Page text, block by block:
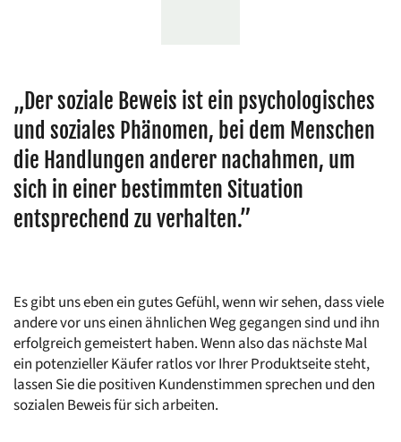
„Der soziale Beweis ist ein psychologisches
und soziales Phänomen, bei dem Menschen
die Handlungen anderer nachahmen, um
sich in einer bestimmten Situation
entsprechend zu verhalten.”
Es gibt uns eben ein gutes Gefühl, wenn wir sehen, dass viele
andere vor uns einen ähnlichen Weg gegangen sind und ihn
erfolgreich gemeistert haben. Wenn also das nächste Mal
ein potenzieller Käufer ratlos vor Ihrer Produktseite steht,
lassen Sie die positiven Kundenstimmen sprechen und den
sozialen Beweis für sich arbeiten.